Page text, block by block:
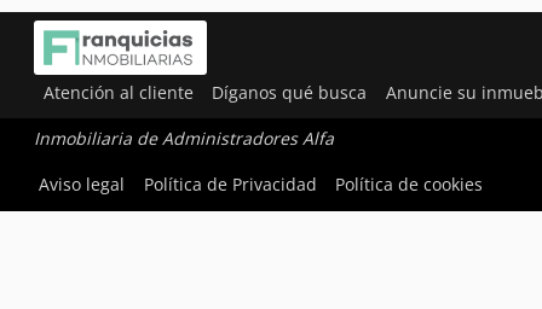
Atención al cliente Díganos qué busca Anuncie su
Inmobiliaria de Administradores Alfa
Aviso legal
Política de Privacidad Política de cookies